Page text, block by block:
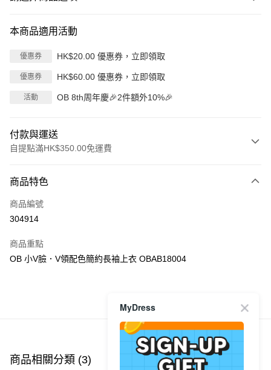
本商品適用活動
優惠券 HK$20.00 優惠券，立即領取
優惠券 HK$60.00 優惠券，立即領取
活動 OB 8th周年慶🎉2件額外10%🎉
付款與運送
自提點滿HK$350.00免運費
信用卡
Apple Pay
PayMe
每筆HK$40.00，滿HK$350.00或以上免運費
付款後順豐站及營業點
商品特色
商品編號
304914
商品重點
OB 小V臉．V領配色簡約長袖上衣 OBAB18004
商品推薦
商品相關分類 (3)
MyDress